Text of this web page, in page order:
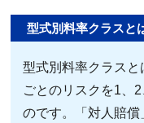
型式別料率クラスと
型式別料率クラス
ごとのリスクを1、
のです。「対人賠償